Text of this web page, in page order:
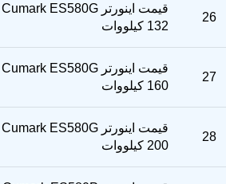
26
132 کیلووات
27
160 کیلووات
28
200 کیلووات